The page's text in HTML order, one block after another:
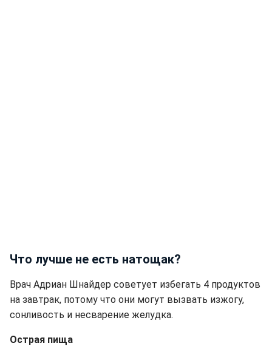
Что лучше не есть натощак?
Врач Адриан Шнайдер советует избегать 4 продуктов
на завтрак, потому что они могут вызвать изжогу,
сонливость и несварение желудка.
Острая пища